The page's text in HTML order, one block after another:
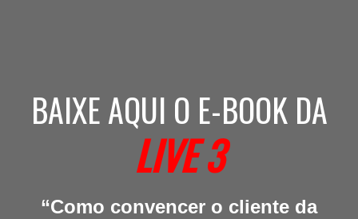
BAIXE AQUI O E-BOOK DA
LIVE 3
“Como convencer o cliente da